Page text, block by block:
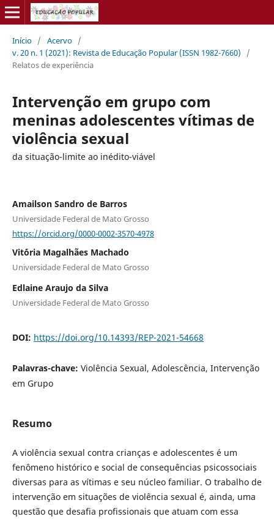
Início / Acervo /
v. 20 n. 1 (2021): Revista de Educação Popular (ISSN 1982-7660)
/
Relatos de experiência
Intervenção em grupo com
meninas adolescentes vítimas de
violência sexual
da situação-limite ao inédito-viável
Amailson Sandro de Barros
Universidade Federal de Mato Grosso
https://orcid.org/0000-0002-3570-4978
Vit´ória Magalhães Machado
Universidade Federal de Mato Grosso
Edlaine Araujo da Silva
Universidade Federal de Mato Grosso
DOI: https://doi.org/10.14393/REP-2021-54668
Palavras-chave: Violência Sexual, Adolescência, Intervenção
em Grupo
Resumo
A violência sexual contra crianças e adolescentes é um
fenômeno histórico e social de consequências psicossociais
diversas para as vítimas e seu núcleo familiar. O trabalho de
intervenção em situações de violência sexual é, ainda, uma
questão que desafia profissionais que atuam com essa